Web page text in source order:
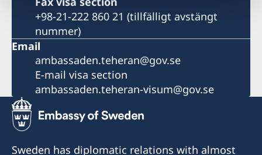
+98-21-222 860 21 (tillfälligt avstängt
nummer)
Email
ambassaden.teheran@gov.se
E-mail visa section
ambassaden.teheran-visum@gov.se
Sweden has diplomatic relations with almost